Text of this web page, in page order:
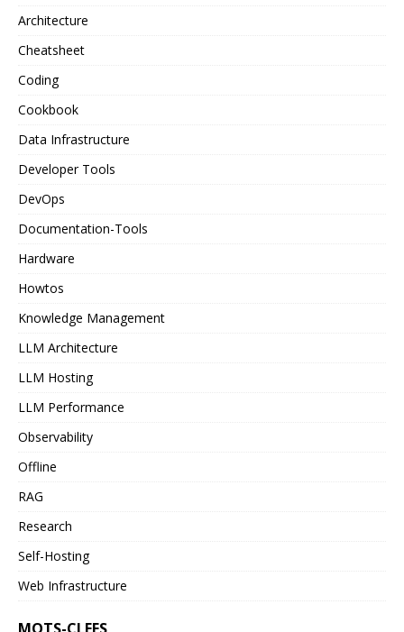
Architecture
Cheatsheet
Coding
Cookbook
Data Infrastructure
Developer Tools
DevOps
Documentation-Tools
Hardware
Howtos
Knowledge Management
LLM Architecture
LLM Hosting
LLM Performance
Observability
Offline
RAG
Research
Self-Hosting
Web Infrastructure
MOTS-CLEFS